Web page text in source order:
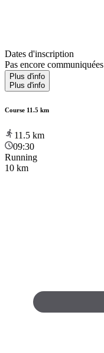
Dates d'inscription
Pas encore communiquées
Plus d'info
Plus d'info
Course 11.5 km
11.5 km
09:30
Running
10 km